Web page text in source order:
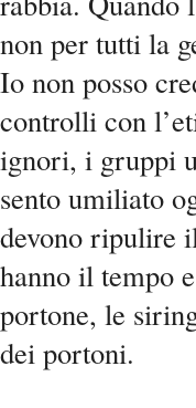
non per tutti la
Io non posso
controlli con
ignori, i gruppi
sento umiliato
devono ripulire
hanno il tempo
portone, le
dei portoni.